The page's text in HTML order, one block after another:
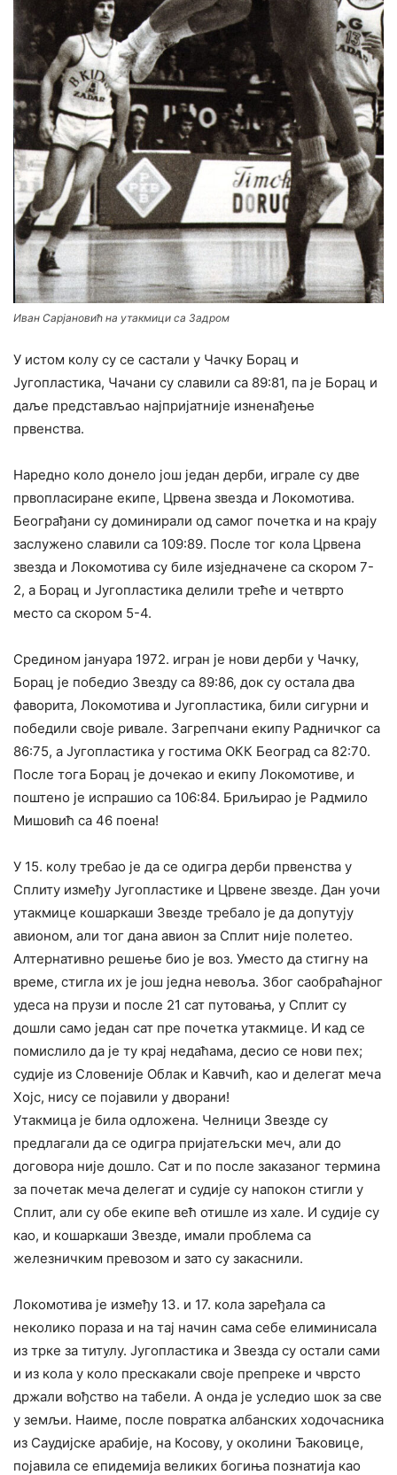
Иван Сарјановић на утакмици са Задром
У истом колу су се састали у Чачку Борац и
Југопластика, Чачани су славили са 89:81, па је Борац и
даље представљао најпријатније изненађење
првенства.
Наредно коло донело још један дерби, играле су две
првопласиране екипе, Црвена звезда и Локомотива.
Београђани су доминирали од самог почетка и на крају
заслужено славили са 109:89. После тог кола Црвена
звезда и Локомотива су биле изједначене са скором 7-
2, а Борац и Југопластика делили треће и четврто
место са скором 5-4.
Средином јануара 1972. игран је нови дерби у Чачку,
Борац је победио Звезду са 89:86, док су остала два
фаворита, Локомотива и Југопластика, били сигурни и
победили своје ривале. Загрепчани екипу Радничког са
86:75, а Југопластика у гостима ОКК Београд са 82:70.
После тога Борац је дочекао и екипу Локомотиве, и
поштено је испрашио са 106:84. Бриљирао је Радмило
Мишовић са 46 поена!
У 15. колу требао је да се одигра дерби првенства у
Сплиту између Југопластике и Црвене звезде. Дан уочи
утакмице кошаркаши Звезде требало је да допутују
авионом, али тог дана авион за Сплит није полетео.
Алтернативно решење био је воз. Уместо да стигну на
време, стигла их је још једна невоља. Због саобраћајног
удеса на прузи и после 21 сат путовања, у Сплит су
дошли само један сат пре почетка утакмице. И кад се
помислило да је ту крај недаћама, десио се нови пех;
судије из Словеније Облак и Кавчић, као и делегат меча
Хојс, нису се појавили у дворани!
Утакмица је била одложена. Челници Звезде су
предлагали да се одигра пријатељски меч, али до
договора није дошло. Сат и по после заказаног термина
за почетак меча делегат и судије су напокон стигли у
Сплит, али су обе екипе већ отишле из хале. И судије су
као, и кошаркаши Звезде, имали проблема са
железничким превозом и зато су закаснили.
Локомотива је између 13. и 17. кола заређала са
неколико пораза и на тај начин сама себе елиминисала
из трке за титулу. Југопластика и Звезда су остали сами
и из кола у коло прескакали своје препреке и чврсто
држали вођство на табели. А онда је уследио шок за све
у земљи. Наиме, после повратка албанских ходочасника
из Саудијске арабије, на Косову, у околини Ђаковице,
појавила се епидемија великих богиња познатија као